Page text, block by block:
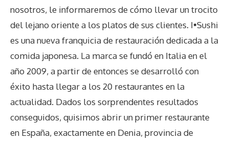
nosotros, le informaremos de cómo llevar un trocito
del lejano oriente a los platos de sus clientes. I•Sushi
es una nueva franquicia de restauración dedicada a la
comida japonesa. La marca se fundó en Italia en el
año 2009, a partir de entonces se desarrolló con
éxito hasta llegar a los 20 restaurantes en la
actualidad. Dados los sorprendentes resultados
conseguidos, quisimos abrir un primer restaurante
en España, exactamente en Denia, provincia de